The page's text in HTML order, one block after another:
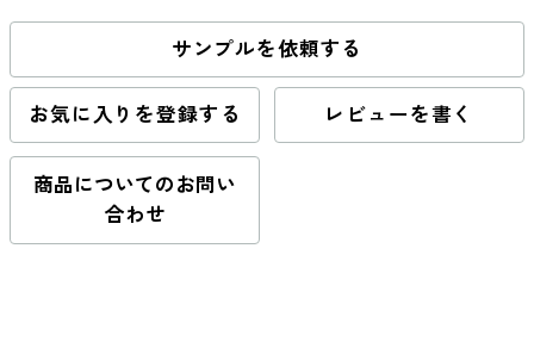
サンプルを依頼する
お気に入りを登録する レビューを書く
商品についてのお問い
合わせ